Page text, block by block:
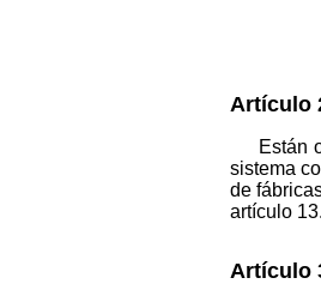
Artículo
Están
sistema
de
artículo 13.
Artículo